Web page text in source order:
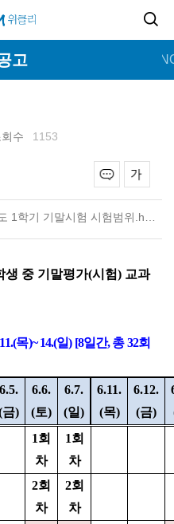
특집
고
수 1153
1학기 기말시험 시험범위.hwp
생 중 기말평가(시험) 교과
목)~ 14.(일) [8일간,총32회
6.5.
금)
6.6.
(토)
6.7.
(일)
6.11.
(목)
6.12.
(금)
1회
차
1회
차
2회
차
2회
차